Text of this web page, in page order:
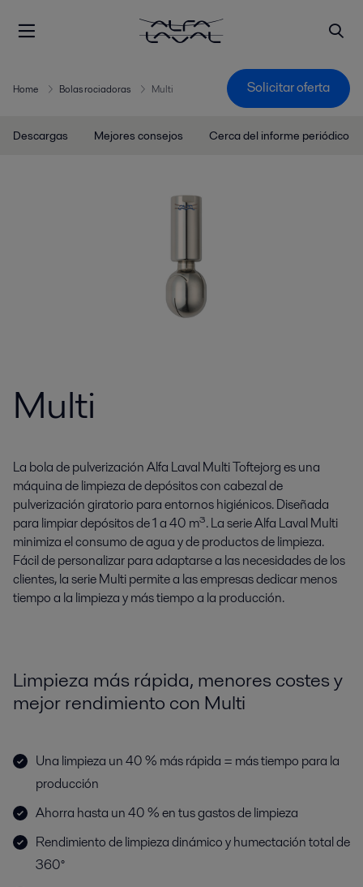
Home Bolas rociadoras Multi Solicitar oferta
Descargas Mejores consejos Cerca del informe periódico
Multi
La bola de pulverización Alfa Laval Multi Toftejorg es una
máquina de limpieza de depósitos con cabezal de
pulverización giratorio para entornos higiénicos. Diseñada
para limpiar depósitos de 1 a 40 m³. La serie Alfa Laval Multi
minimiza el consumo de agua y de productos de limpieza.
Fácil de personalizar para adaptarse a las necesidades de los
clientes, la serie Multi permite a las empresas dedicar menos
tiempo a la limpieza y más tiempo a la producción.
Limpieza más rápida, menores costes y
mejor rendimiento con Multi
Una limpieza un 40 % más rápida = más tiempo para la
producción
Ahorra hasta un 40 % en tus gastos de limpieza
Rendimiento de limpieza dinámico y humectación total de
360°